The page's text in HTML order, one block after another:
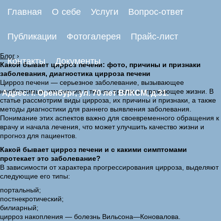
Главная О себе Услуги Вопрос-ответ
Публикации Фотогалерея Прайс-лист
Контакты Документы
Адрес: г. Оренбург, ул. 70 лет ВЛКСМ, д.31.
Блог ›
Какой бывает цирроз печени: фото, причины и признаки
заболевания, диагностика цирроза печени
Цирроз печени — серьезное заболевание, вызывающее
необратимые изменения в тканях органа и угрожающее жизни. В
статье рассмотрим виды цирроза, их причины и признаки, а также
методы диагностики для раннего выявления заболевания.
Понимание этих аспектов важно для своевременного обращения к
врачу и начала лечения, что может улучшить качество жизни и
прогноз для пациентов.
Какой бывает цирроз печени и с какими симптомами
протекает это заболевание?
В зависимости от характера прогрессирования цирроза, выделяют
следующие его типы:
портальный;
постнекротический;
билиарный;
цирроз накопления — болезнь Вильсона—Коновалова.